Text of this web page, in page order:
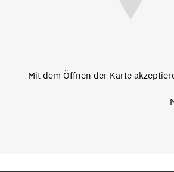
Mit dem Öffnen der Karte